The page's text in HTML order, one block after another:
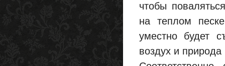
чтобы
на теплом
уместно будет
воздух и